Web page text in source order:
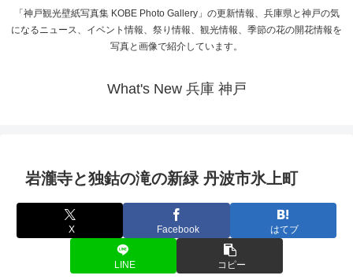
「神戸観光壁紙写真集 KOBE Photo Gallery」の更新情報、兵庫県と神戸の気
になるニュース、イベント情報、祭り情報、観光情報、季節の花の開花情報を
写真と画像で紹介しています。
What's New 兵庫 神戸
岩瀧寺と独鈷の滝の新緑 丹波市氷上町
X Facebook はてブ
LINE コピー